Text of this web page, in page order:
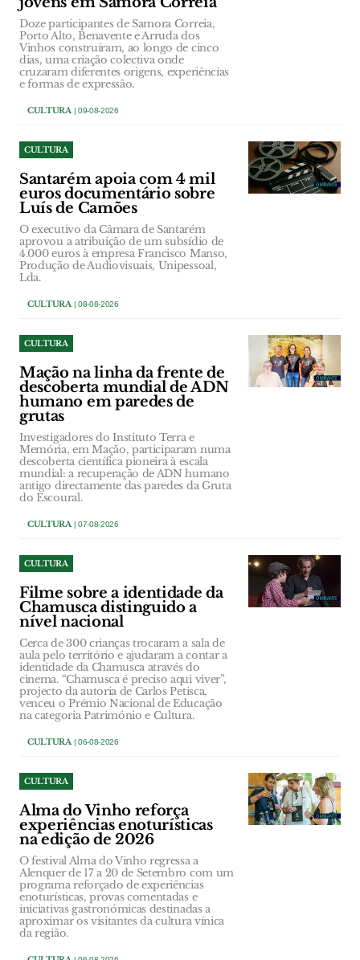
Doze participantes de Samora Correia,
Porto Alto, Benavente e Arruda dos
Vinhos construíram, ao longo de cinco
dias, uma criação colectiva onde
cruzaram diferentes origens, experiências
e formas de expressão.
CULTURA| 09-08-2026
CULTURA
Santarém apoia com 4 mil
euros documentário sobre
Luís de Camões
O executivo da Câmara de Santarém
aprovou a atribuição de um subsídio de
4.000 euros à empresa Francisco Manso,
Produção de Audiovisuais, Unipessoal,
Lda.
CULTURA| 08-08-2026
CULTURA
Mação na linha da frente de
descoberta mundial de ADN
humano em paredes de
grutas
Investigadores do Instituto Terra e
Memória, em Mação, participaram numa
descoberta científica pioneira à escala
mundial: a recuperação de ADN humano
antigo directamente das paredes da Gruta
do Escoural.
CULTURA| 07-08-2026
CULTURA
Filme sobre a identidade da
Chamusca distinguido a
nível nacional
Cerca de 300 crianças trocaram a sala de
aula pelo território e ajudaram a contar a
identidade da Chamusca através do
cinema. “Chamusca é preciso aqui viver”,
projecto da autoria de Carlos Petisca,
venceu o Prémio Nacional de Educação
na categoria Património e Cultura.
CULTURA| 06-08-2026
CULTURA
Alma do Vinho reforça
experiências enoturísticas
na edição de 2026
O festival Alma do Vinho regressa a
Alenquer de 17 a 20 de Setembro com um
programa reforçado de experiências
enoturísticas, provas comentadas e
iniciativas gastronómicas destinadas a
aproximar os visitantes da cultura vínica
da região.